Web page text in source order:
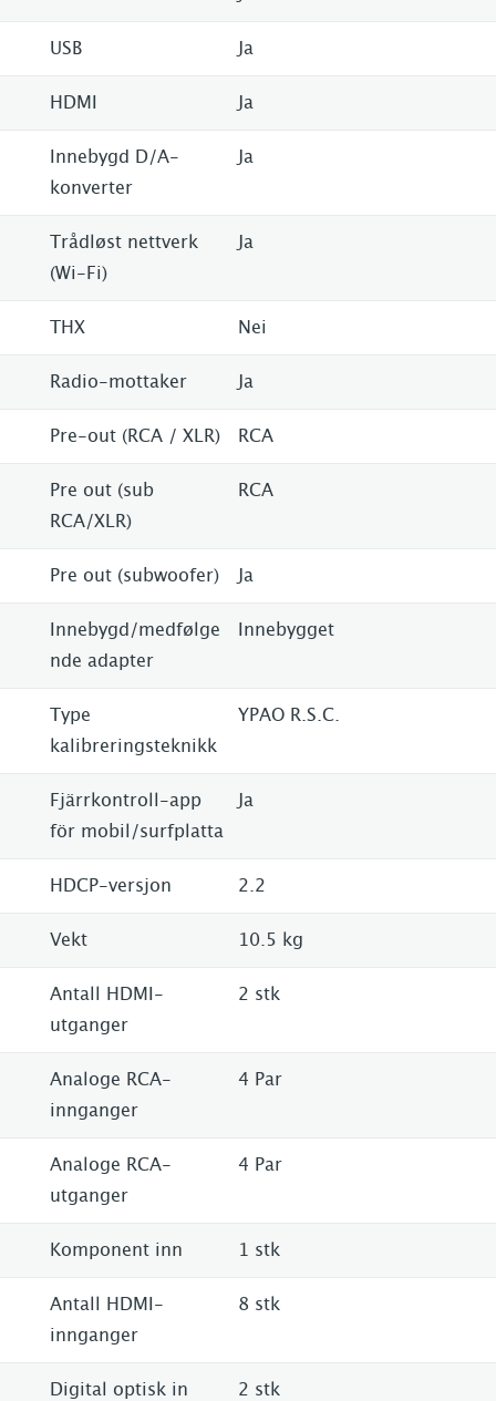
USB Ja
HDMI Ja
Innebygd D/A-
konverter
Ja
Trådløst nettverk
(Wi-Fi)
Ja
THX Nei
Radio-mottaker Ja
Pre-out (RCA / XLR) RCA
Pre out (sub
RCA/XLR)
RCA
Pre out (subwoofer) Ja
Innebygd/medfølge
nde adapter
Innebygget
Type
kalibreringsteknikk
YPAO R.S.C.
Fjärrkontroll-app
för mobil/surfplatta
Ja
HDCP-versjon 2.2
Vekt 10.5 kg
Antall HDMI-
utganger
2 stk
Analoge RCA-
innganger
4 Par
Analoge RCA-
utganger
4 Par
Komponent inn 1 stk
Antall HDMI-
innganger
8 stk
Digital optisk in 2 stk